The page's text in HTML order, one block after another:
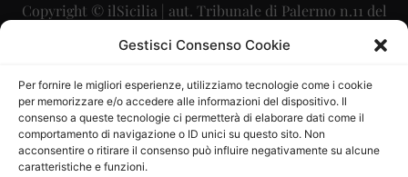
Gestisci Consenso Cookie
Per fornire le migliori esperienze, utilizziamo tecnologie come i cookie
per memorizzare e/o accedere alle informazioni del dispositivo. Il
consenso a queste tecnologie ci permetterà di elaborare dati come il
comportamento di navigazione o ID unici su questo sito. Non
acconsentire o ritirare il consenso può influire negativamente su alcune
caratteristiche e funzioni.
Copyright © ilSicilia | aut. Tribunale di Palermo n.11 del
29/09/2015
Direttore Editoriale: Maurizio Scaglione
Direttore Responsabile: Maria Calabrese